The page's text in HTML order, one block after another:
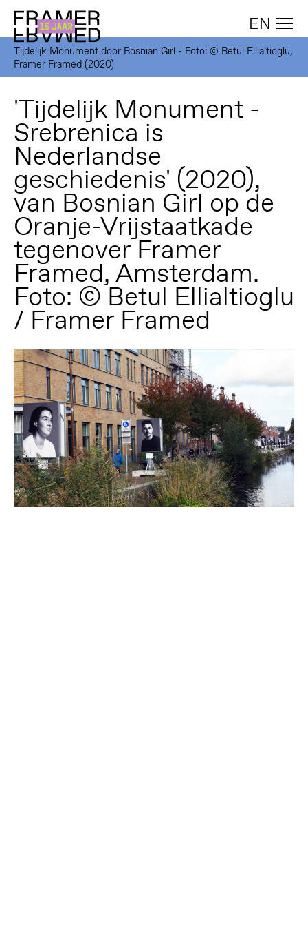
EN
Tijdelijk Monument door Bosnian Girl - Foto: © Betul Ellialtioglu,
Framer Framed (2020)
'Tijdelijk Monument -
Srebrenica is
Nederlandse
geschiedenis' (2020),
van Bosnian Girl op de
Oranje-Vrijstaatkade
tegenover Framer
Framed, Amsterdam.
Foto: © Betul Ellialtioglu
/ Framer Framed